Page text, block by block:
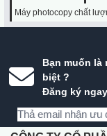
Máy photocopy chất
Bạn muốn là
biệt ?
Đăng ký